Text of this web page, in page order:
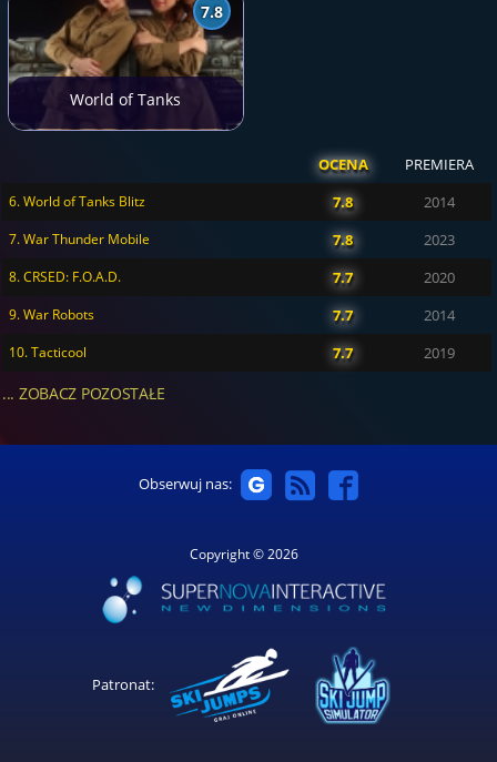
7.8
World of Tanks
OCENA PREMIERA
6. World of Tanks Blitz 7.8 2014
7. War Thunder Mobile 7.8 2023
8. CRSED: F.O.A.D. 7.7 2020
9. War Robots 7.7 2014
10. Tacticool 7.7 2019
... ZOBACZ POZOSTAŁE
Obserwuj nas:
Copyright © 2026
Patronat: